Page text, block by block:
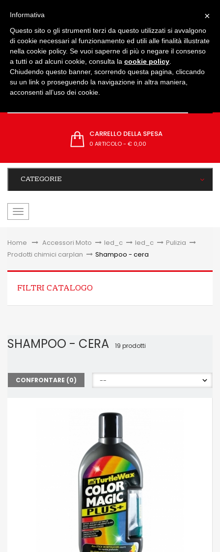
CARRELLO DELLA SPESA
0 ARTICOLO- € 0,00
CATEGORIE
navigazione
Home &gt;Accessori Moto > led_c > led_c > Pulizia >
Prodotti chimici carplan > Shampoo - cera
FILTRI CATALOGO
SHAMPOO - CERA 19 prodotti
CONFRONTARE (0)
×
Informativa
Questo sito o gli strumenti terzi da questo utilizzati si avvalgono
di cookie necessari al funzionamento ed utili alle finalità illustrate
nella cookie policy. Se vuoi saperne di più o negare il consenso
a tutti o ad alcuni cookie, consulta la cookie policy
Chiudendo questo banner, scorrendo questa pagina, cliccando
su un link o proseguendo la navigazione in altra maniera,
acconsenti all’uso dei cookie.